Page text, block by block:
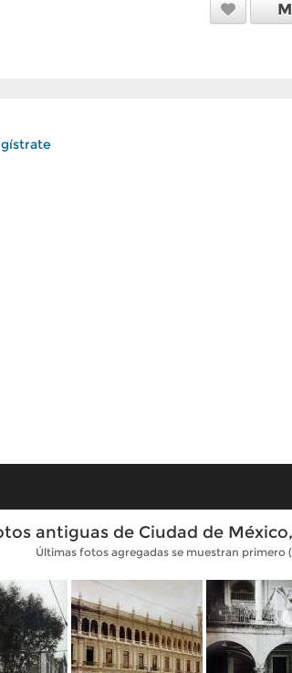
antiguas de Ciudad de México,
Últimas fotos agregadas se muestran primero